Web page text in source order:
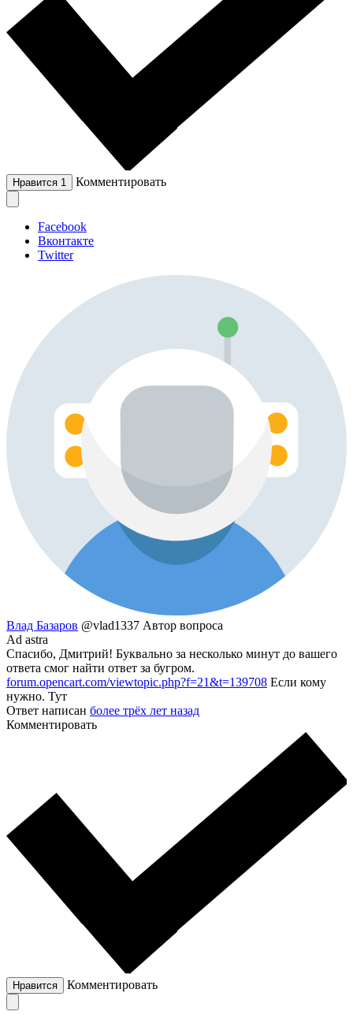
Нравится 1 Комментировать
Facebook
Вконтакте
Twitter
Влад Базаров @vlad1337 Автор вопроса
Ad astra
Спасибо, Дмитрий! Буквально за несколько минут до вашего
ответа смог найти ответ за бугром.
forum.opencart.com/viewtopic.php?f=21&t=139708 Если кому
нужно. Тут
Ответ написан более трёх лет назад
Комментировать
Нравится Комментировать